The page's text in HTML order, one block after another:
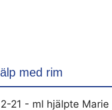
med rim
21 - ml hjälpte Marie